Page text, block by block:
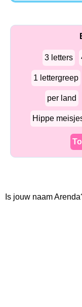
3 letters
1 lettergreep
per land
Hippe
Is jouw naam